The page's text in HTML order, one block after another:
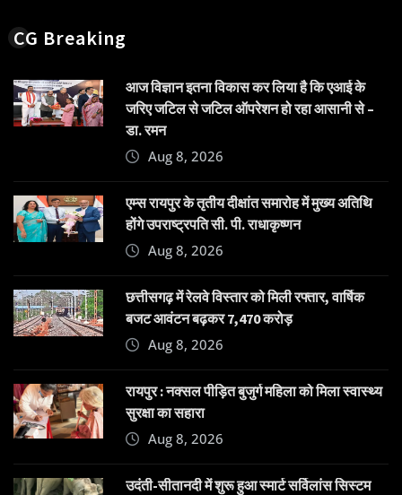
CG Breaking
आज विज्ञान इतना विकास कर लिया है कि एआई के
जरिए जटिल से जटिल ऑपरेशन हो रहा आसानी से –
डा. रमन
Aug 8, 2026
एम्स रायपुर के तृतीय दीक्षांत समारोह में मुख्य अतिथि
होंगे उपराष्ट्रपति सी. पी. राधाकृष्णन
Aug 8, 2026
छत्तीसगढ़ में रेलवे विस्तार को मिली रफ्तार, वार्षिक
बजट आवंटन बढ़कर 7,470 करोड़
Aug 8, 2026
रायपुर : नक्सल पीड़ित बुजुर्ग महिला को मिला स्वास्थ्य
सुरक्षा का सहारा
Aug 8, 2026
उदंती-सीतानदी में शुरू हुआ स्मार्ट सर्विलांस सिस्टम